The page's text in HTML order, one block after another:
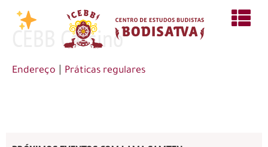
CEBB Cassino
Endereço Práticas regulares